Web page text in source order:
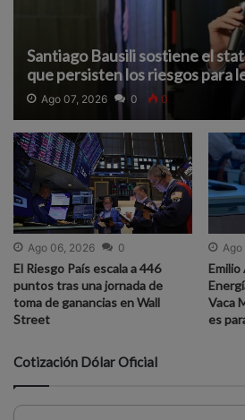
Santiago Bausili sostiene el
que persisten los riesgos para
las empresas
Ago 07, 2026 0 0
Ago 06, 2026 0
El Riesgo País escala a 446
puntos tras una jornada de
toma de ganancias en Wall
Street
Vaca
es
Cotización Dólar Oficial